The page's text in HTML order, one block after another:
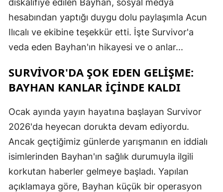
hesabından yaptığı duygu dolu paylaşımla Acun
Ilıcalı ve ekibine teşekkür etti. İşte Survivor'a
veda eden Bayhan'ın hikayesi ve o anlar...
SURVIVOR'DA ŞOK EDEN GELIŞME:
BAYHAN KANLAR İÇINDE KALDI
Ocak ayında yayın hayatına başlayan Survivor
2026'da heyecan dorukta devam ediyordu.
Ancak geçtiğimiz günlerde yarışmanın en iddialı
isimlerinden Bayhan'ın sağlık durumuyla ilgili
korkutan haberler gelmeye başladı. Yapılan
açıklamaya göre, Bayhan küçük bir operasyon